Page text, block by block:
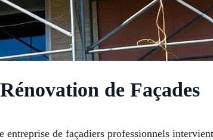
de Façades
entreprise de façadiers professionnels